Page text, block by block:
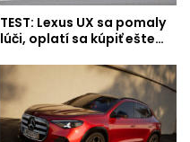
TEST: Lexus UX sa pomaly
lúči, oplatí sa kúpiť ešte…